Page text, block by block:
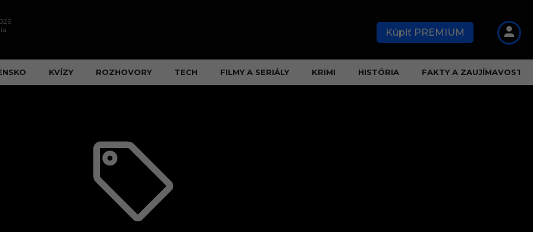
Kúpiť PREMIUM
KVÍZY ROZHOVORY TECH FILMY A SERIÁLY KRIMI HISTÓRIA FAKTY A ZAUJÍMAVOSTI